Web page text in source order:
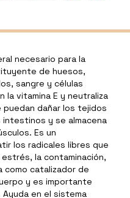
necesario para la
de huesos,
sangre y células
la vitamina E y neutraliza
dañar los tejidos
y se almacena
Es un
los radicales libres que
la contaminación,
como catalizador de
y es importante
en el sistema